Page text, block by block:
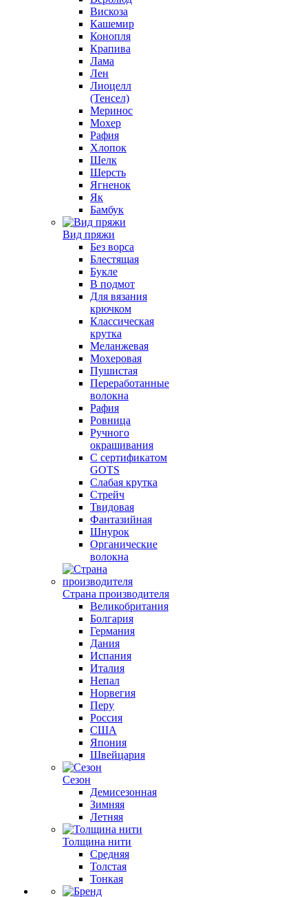
Вискоза
Кашемир
Конопля
Крапива
Лама
Лен
Лиоцелл
(Тенсел)
Меринос
Мохер
Рафия
Хлопок
Шелк
Шерсть
Ягненок
Як
Бамбук
Вид пряжи
Без ворса
Блестящая
Букле
В подмот
Для вязания
крючком
Классическая
крутка
Меланжевая
Мохеровая
Пушистая
Переработанные
волокна
Рафия
Ровница
Ручного
окрашивания
С сертификатом
GOTS
Слабая крутка
Стрейч
Твидовая
Фантазийная
Шнурок
Органические
волокна
Страна производителя
Великобритания
Болгария
Германия
Дания
Испания
Италия
Непал
Норвегия
Перу
Россия
США
Япония
Швейцария
Сезон
Демисезонная
Зимняя
Летняя
Толщина нити
Средняя
Толстая
Тонкая